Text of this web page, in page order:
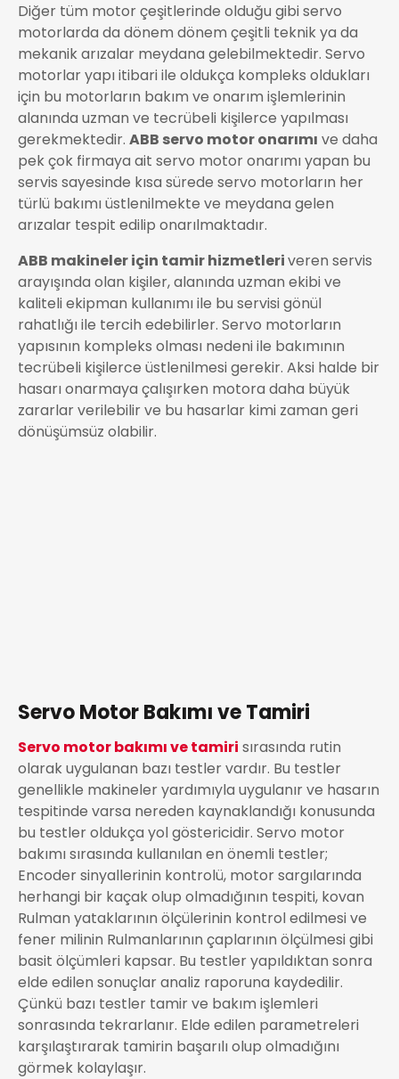
Diğer tüm motor çeşitlerinde olduğu gibi servo
motorlarda da dönem dönem çeşitli teknik ya da
mekanik arızalar meydana gelebilmektedir. Servo
motorlar yapı itibari ile oldukça kompleks oldukları
için bu motorların bakım ve onarım işlemlerinin
alanında uzman ve tecrübeli kişilerce yapılması
gerekmektedir. ABB servo motor onarımı ve daha
pek çok firmaya ait servo motor onarımı yapan bu
servis sayesinde kısa sürede servo motorların her
türlü bakımı üstlenilmekte ve meydana gelen
arızalar tespit edilip onarılmaktadır.
ABB makineler için tamir hizmetleriveren servis
arayışında olan kişiler, alanında uzman ekibi ve
kaliteli ekipman kullanımı ile bu servisi gönül
rahatlığı ile tercih edebilirler. Servo motorların
yapısının kompleks olması nedeni ile bakımının
tecrübeli kişilerce üstlenilmesi gerekir. Aksi halde bir
hasarı onarmaya çalışırken motora daha büyük
zararlar verilebilir ve bu hasarlar kimi zaman geri
dönüşümsüz olabilir.
Servo Motor Bakımı ve Tamiri
Servo motor bakımı ve tamiri sırasında rutin
olarak uygulanan bazı testler vardır. Bu testler
genellikle makineler yardımıyla uygulanır ve hasarın
tespitinde varsa nereden kaynaklandığı konusunda
bu testler oldukça yol göstericidir. Servo motor
bakımı sırasında kullanılan en önemli testler;
Encoder sinyallerinin kontrolü, motor sargılarında
herhangi bir kaçak olup olmadığının tespiti, kovan
Rulman yataklarının ölçülerinin kontrol edilmesi ve
fener milinin Rulmanlarının çaplarının ölçülmesi gibi
basit ölçümleri kapsar. Bu testler yapıldıktan sonra
elde edilen sonuçlar analiz raporuna kaydedilir.
Çünkü bazı testler tamir ve bakım işlemleri
sonrasında tekrarlanır. Elde edilen parametreleri
karşılaştırarak tamirin başarılı olup olmadığını
görmek kolaylaşır.